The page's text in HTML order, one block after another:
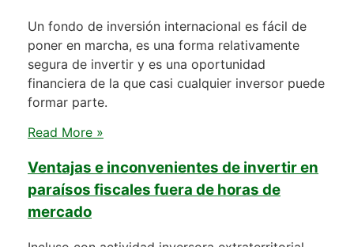
Un fondo de inversión internacional es fácil de
poner en marcha, es una forma relativamente
segura de invertir y es una oportunidad
financiera de la que casi cualquier inversor puede
formar parte.
Read More »
Ventajas e inconvenientes de invertir en
paraísos fiscales fuera de horas de
mercado